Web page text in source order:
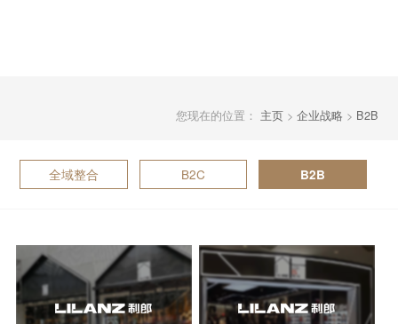
您现在的位置： 主页> 企业战略 > B2B
全域整合 B2C B2B